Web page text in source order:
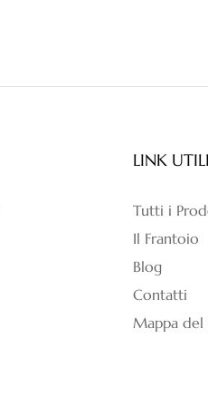
LINK UTILI
Tutti i
Il Frantoio
Blog
Contatti
Mappa del